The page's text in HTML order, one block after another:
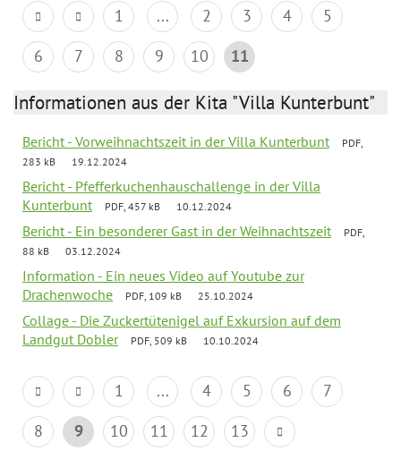
1 ... 2 3 4
5
6
7 8 9 10 11
Informationen aus der Kita "Villa Kunterbunt"
Bericht - Vorweihnachtszeit in der Villa Kunterbunt
PDF,
283 kB
19.12.2024
Bericht - Pfefferkuchenhauschallenge in der Villa
Kunterbunt
PDF, 457 kB 10.12.2024
Bericht - Ein besonderer Gast in der Weihnachtszeit
PDF,
88 kB
03.12.2024
Information - Ein neues Video auf Youtube zur
Drachenwoche
PDF, 109 kB 25.10.2024
Collage - Die Zuckertütenigel auf Exkursion auf dem
Landgut Dobler
PDF, 509 kB 10.10.2024
1 ... 4 5 6
7
8
9 10 11 12 13